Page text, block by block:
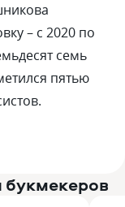
– с 2020 по
семь
пятью